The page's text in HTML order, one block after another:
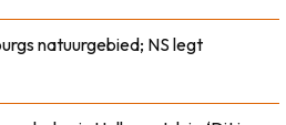
natuurgebied; NS legt